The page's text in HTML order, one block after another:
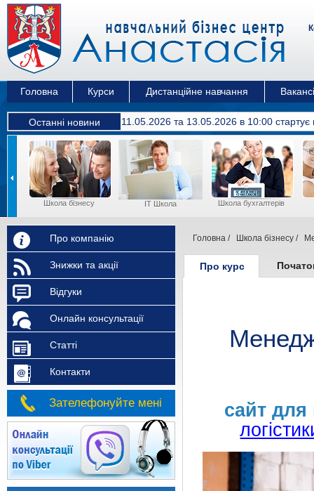
Головна Курси Дистанційне навчання
Останні новини 11.05.2026 та 13.05.2026 в 10:00
Школа бізнесу IT Школа Школа бухгалтерів
Про компанію
Знижки та акції
Відгуки
Онлайн консультації
Статті
Контакти
Зателефонуйте мені
Головна / Школа бізнесу /
Про курс
сайт